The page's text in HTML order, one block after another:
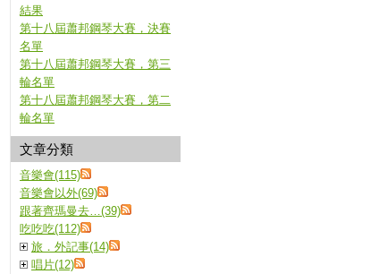
結果
第十八屆蕭邦鋼琴大賽，決賽
名單
第十八屆蕭邦鋼琴大賽，第三
輪名單
第十八屆蕭邦鋼琴大賽，第二
輪名單
文章分類
音樂會(115)
音樂會以外(69)
跟著齊瑪曼去…(39)
吃吃吃(112)
旅．外記事(14)
唱片(12)